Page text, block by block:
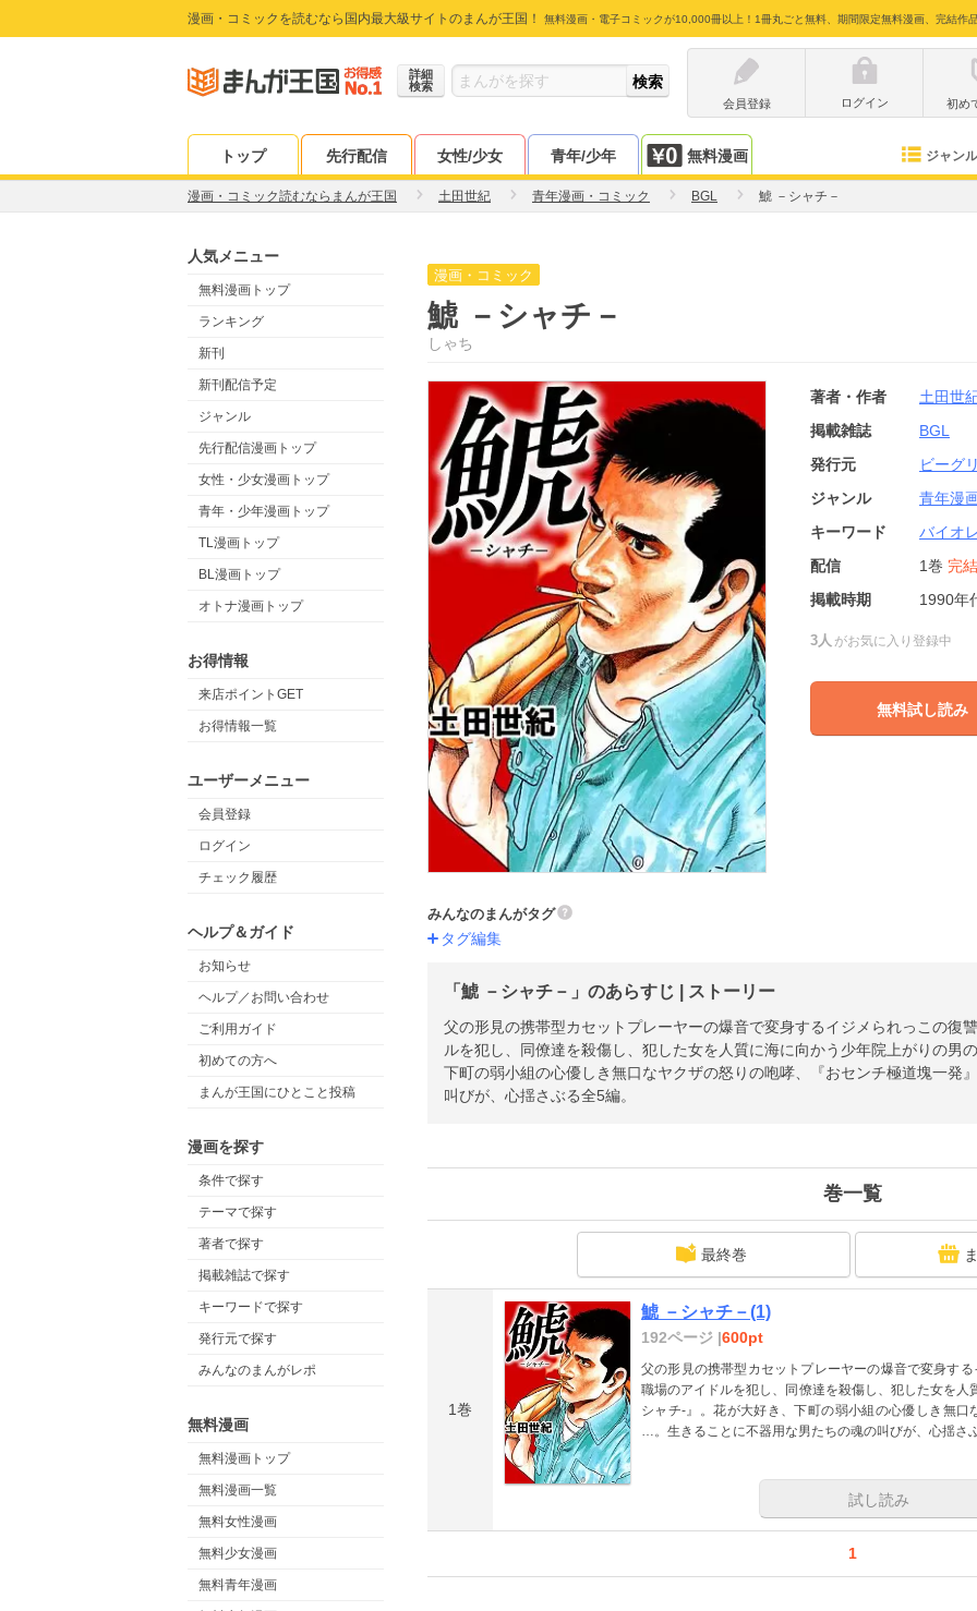
漫画・コミックを読むなら国内最大級サイトのまんが王国！ 無料漫画・電子コミックが10,000冊以上！1冊丸ごと無料、期間限定無料漫画、完結作
詳細
検索
会員登録
ログイン 初め
トップ 先行配信 女性/少女 青年/少年 無料漫画 ジャンル
漫画・コミック読むならまんが王国 土田世紀 青年漫画・コミック BGL 鯱 －シャチ－
人気メニュー
無料漫画トップ
ランキング
新刊
新刊配信予定
ジャンル
先行配信漫画トップ
女性・少女漫画トップ
青年・少年漫画トップ
TL漫画トップ
BL漫画トップ
オトナ漫画トップ
お得情報
来店ポイントGET
お得情報一覧
ユーザーメニュー
会員登録
ログイン
チェック履歴
ヘルプ＆ガイド
お知らせ
ヘルプ／お問い合わせ
ご利用ガイド
初めての方へ
まんが王国にひとこと投稿
漫画を探す
条件で探す
テーマで探す
著者で探す
掲載雑誌で探す
キーワードで探す
発行元で探す
みんなのまんがレポ
無料漫画
無料漫画トップ
無料漫画一覧
無料女性漫画
無料少女漫画
無料青年漫画
漫画・コミック
鯱 －シャチ－
しゃち
著者・作者
土田世
掲載雑誌
BGL
発行元
ビーグ
ジャンル
青年漫
キーワード
バイオ
配信
1巻 完結
掲載時期
1990年
3人 がお気に入り登録中
無料試し読み
みんなのまんがタグ
タグ編集
「鯱 －シャチ－」のあらすじ | ストーリー
父の形見の携帯型カセットプレーヤーの爆音で変身するイジメられっこの復
ルを犯し、同僚達を殺傷し、犯した女を人質に海に向かう少年院上がりの男
下町の弱小組の心優しき無口なヤクザの怒りの咆哮、『おセンチ極道塊一発
叫びが、心揺さぶる全5編。
巻一覧
最終巻
1巻
鯱 －シャチ－(1)
192ページ |600pt
父の形見の携帯型カセットプレーヤーの爆音で変身す
職場のアイドルを犯し、同僚達を殺傷し、犯した女を
シャチ-』。花が大好き、下町の弱小組の心優しき無
…。生きることに不器用な男たちの魂の叫びが、心揺さ
試し読み
1